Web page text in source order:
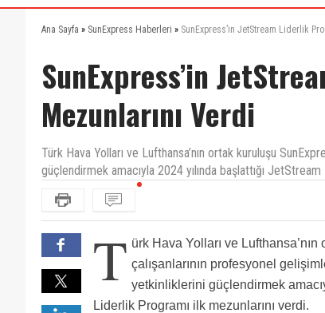
Ana Sayfa » SunExpress Haberleri » SunExpress’in JetStream Liderlik
SunExpress’in
Mezunlarını Verdi
Türk Hava Yolları ve Lufthansa’nın ortak kuruluşu
güçlendirmek amacıyla 2024 yılında başlattığı
T ürk Hava Yolları ve
çalışanlarının profesyonel
yetkinliklerini güçlendirmek
Liderlik Programı ilk mezunlarını verdi.